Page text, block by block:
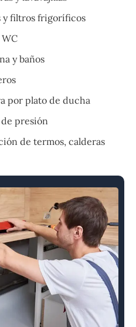
y filtros frigoríficos
y baños
por plato de ducha
presión
de termos, calderas